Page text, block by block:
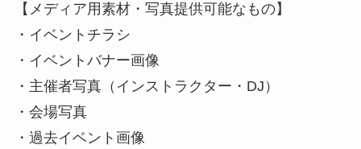
【メディア用素材・写真提供可能なもの】
・イベントチラシ
・イベントバナー画像
・主催者写真（インストラクター・DJ）
・会場写真
・過去イベント画像